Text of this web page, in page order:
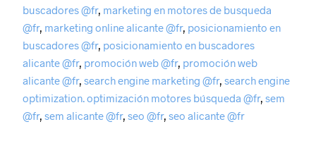
buscadores @fr, marketing en motores de busqueda
@fr, marketing online alicante @fr, posicionamiento en
buscadores @fr, posicionamiento en buscadores
alicante @fr, promoción web @fr, promoción web
alicante @fr,search engine marketing @fr,search engine
optimization. optimización motores búsqueda @fr,sem
@fr,sem alicante @fr,seo @fr,seo alicante @fr